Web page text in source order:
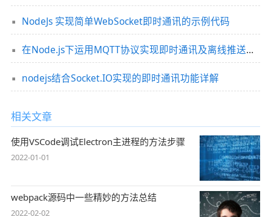
NodeJs 实现简单WebSocket即时通讯的示例代码
在Node.js下运用MQTT协议实现即时通讯及离线推送的方法
nodejs结合Socket.IO实现的即时通讯功能详解
相关文章
使用VSCode调试Electron主进程的方法步骤
2022-01-01
webpack源码中一些精妙的方法总结
2022-02-02